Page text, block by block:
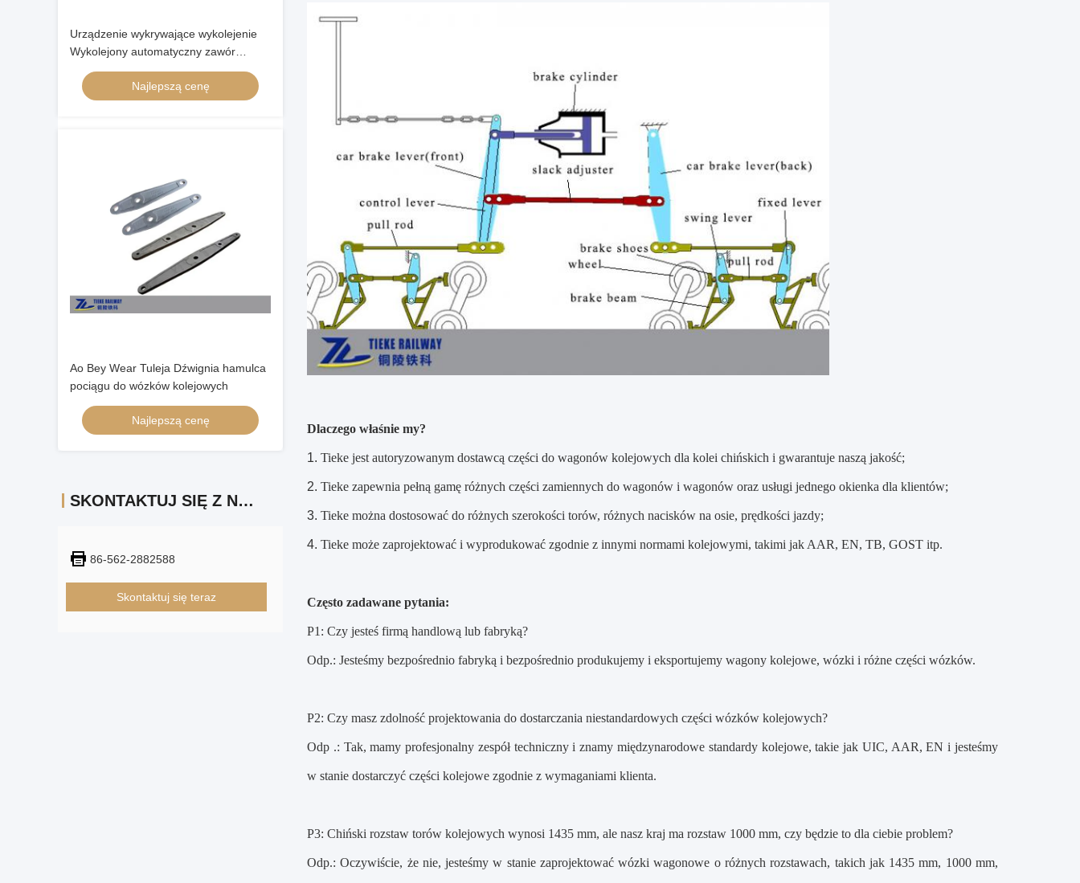
Urządzenie wykrywające wykolejenie
Wykolejony automatyczny zawór
hamulca awaryjnego Wagon kolejowy
Najlepszą cenę
Ao Bey Wear Tuleja Dźwignia hamulca
pociągu do wózków kolejowych
Najlepszą cenę
SKONTAKTUJ SIĘ Z NAMI
86-562-2882588
Skontaktuj się teraz
Dlaczego właśnie my?
Tieke jest autoryzowanym dostawcą części do wagonów kolejowych dla kolei chińskich i gwarantuje naszą jakość;
Tieke zapewnia pełną gamę różnych części zamiennych do wagonów i wagonów oraz usługi jednego okienka dla klientów;
Tieke można dostosować do różnych szerokości torów, różnych nacisków na osie, prędkości jazdy;
Tieke może zaprojektować i wyprodukować zgodnie z innymi normami kolejowymi, takimi jak AAR, EN, TB, GOST itp.
Często zadawane pytania:
P1: Czy jesteś firmą handlową lub fabryką?
Odp.: Jesteśmy bezpośrednio fabryką i bezpośrednio produkujemy i eksportujemy wagony kolejowe, wózki i różne części wózków.
P2: Czy masz zdolność projektowania do dostarczania niestandardowych części wózków kolejowych?
Odp .: Tak, mamy profesjonalny zespół techniczny i znamy międzynarodowe standardy kolejowe, takie jak UIC, AAR, EN i jesteśmy
w stanie dostarczyć części kolejowe zgodnie z wymaganiami klienta.
P3: Chiński rozstaw torów kolejowych wynosi 1435 mm, ale nasz kraj ma rozstaw 1000 mm, czy będzie to dla ciebie problem?
Odp.: Oczywiście, że nie, jesteśmy w stanie zaprojektować wózki wagonowe o różnych rozstawach, takich jak 1435 mm, 1000 mm,